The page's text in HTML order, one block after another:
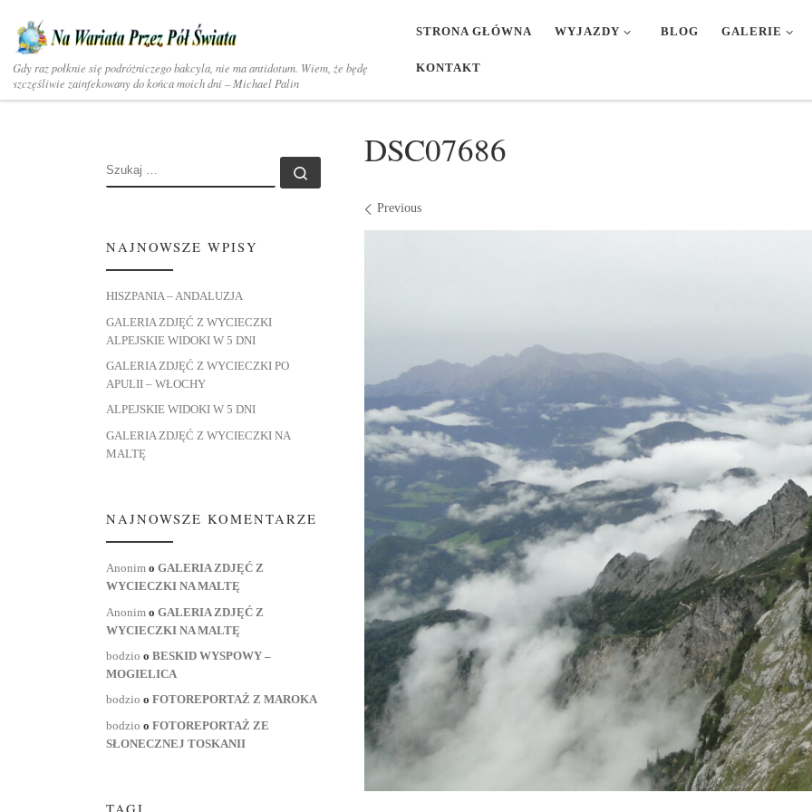
Skip to content
Gdy raz połknie się podróżniczego bakcyla, nie ma antidotum. Wiem, że będę
szczęśliwie zainfekowany do końca moich dni – Michael Palin
STRONA GŁÓWNA WYJAZDY BLOG GALERIE
KONTAKT
DSC07686
Images navigation
Previous
SZUKAJ
NAJNOWSZE WPISY
HISZPANIA – ANDALUZJA
GALERIA ZDJĘĆ Z WYCIECZKI
ALPEJSKIE WIDOKI W 5 DNI
GALERIA ZDJĘĆ Z WYCIECZKI PO
APULII – WŁOCHY
ALPEJSKIE WIDOKI W 5 DNI
GALERIA ZDJĘĆ Z WYCIECZKI NA
MALTĘ
NAJNOWSZE KOMENTARZE
Anonim o GALERIA ZDJĘĆ Z
WYCIECZKI NA MALTĘ
Anonim o GALERIA ZDJĘĆ Z
WYCIECZKI NA MALTĘ
bodzio o BESKID WYSPOWY –
MOGIELICA
bodzio o FOTOREPORTAŻ Z MAROKA
bodzio o FOTOREPORTAŻ ZE
SŁONECZNEJ TOSKANII
TAGI